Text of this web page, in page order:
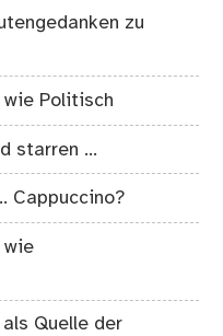
zu
wie Politisch
starren …
Cappuccino?
wie
Quelle der